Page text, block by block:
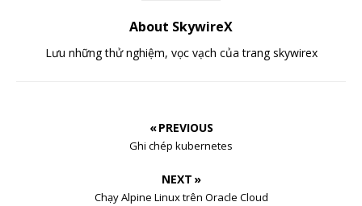
About SkywireX
Lưu những thử nghiệm, vọc vạch của trang skywirex
« PREVIOUS
Ghi chép kubernetes
NEXT »
Chạy Alpine Linux trên Oracle Cloud